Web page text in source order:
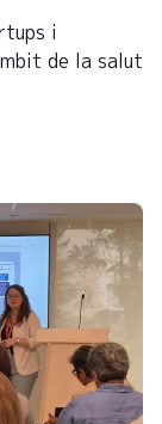
i
de la salut